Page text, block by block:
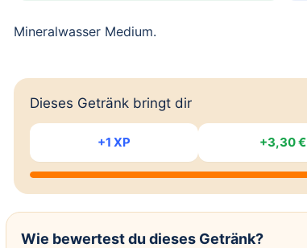
Mineralwasser Medium.
Dieses Getränk bringt dir
+1 XP +3,30 €
Wie bewertest du dieses Getränk?